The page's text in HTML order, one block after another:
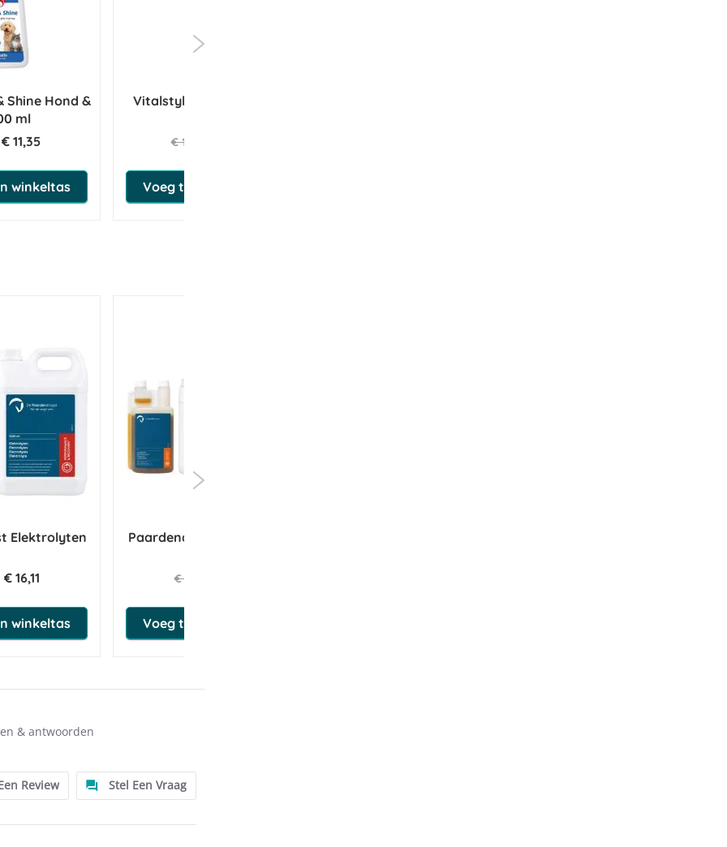
Shine Hond &
ml
€ 11,35
winkeltas
Vitalstyle GastroComplex+
€ 15,49
Voeg toe aan winkeltas
Elektrolyten
€ 16,11
winkeltas
Paardendrogist Lijnzaadolie
€ 11,65
Voeg toe aan winkeltas
& antwoorden
Review
Stel Een Vraag